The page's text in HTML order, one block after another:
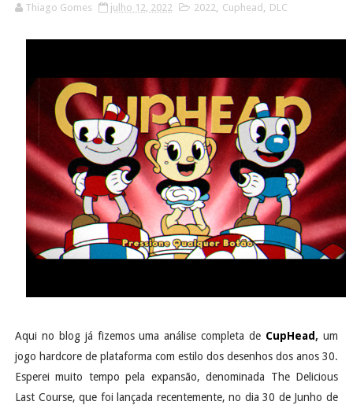
Thiago Gomes julho 12, 2022 2022 Cuphead DLC
Aqui no blog já fizemos uma análise completa de CupHead ,um
jogo hardcore de plataforma com estilo dos desenhos dos anos 30.
Esperei muito tempo pela expansão, denominada The Delicious
Last Course, que foi lançada recentemente, no dia 30 de Junho de